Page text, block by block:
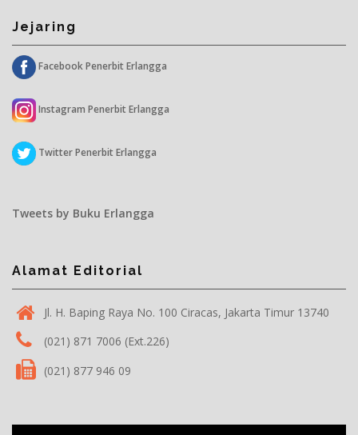
Jejaring
Facebook Penerbit Erlangga
Instagram Penerbit Erlangga
Twitter Penerbit Erlangga
Tweets by Buku Erlangga
Alamat Editorial
Jl. H. Baping Raya No. 100 Ciracas, Jakarta Timur 13740
(021) 871 7006 (Ext.226)
(021) 877 946 09